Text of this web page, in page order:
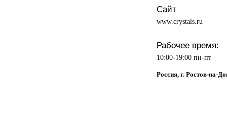
Сайт
www.crystals.ru
Рабочее время:
10:00-19:00 пн-пт
Россия, г. Ростов-на-